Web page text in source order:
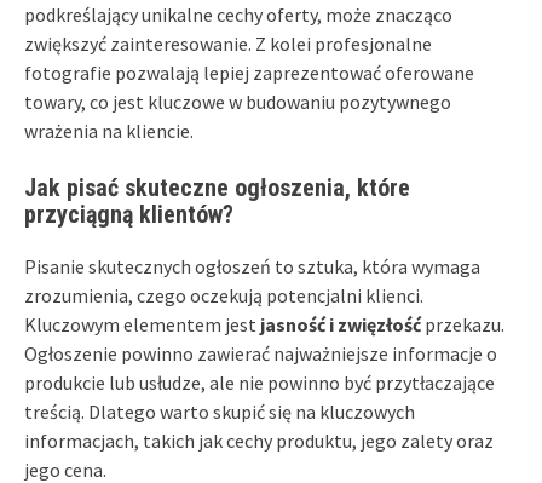
podkreślający unikalne cechy oferty, może znacząco
zwiększyć zainteresowanie. Z kolei profesjonalne
fotografie pozwalają lepiej zaprezentować oferowane
towary, co jest kluczowe w budowaniu pozytywnego
wrażenia na kliencie.
Jak pisać skuteczne ogłoszenia, które
przyciągną klientów?
Pisanie skutecznych ogłoszeń to sztuka, która wymaga
zrozumienia, czego oczekują potencjalni klienci.
Kluczowym elementem jest jasność i zwięzłośćprzekazu.
Ogłoszenie powinno zawierać najważniejsze informacje o
produkcie lub usłudze, ale nie powinno być przytłaczające
treścią. Dlatego warto skupić się na kluczowych
informacjach, takich jak cechy produktu, jego zalety oraz
jego cena.